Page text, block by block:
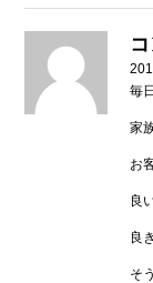
毎
家
お
良
良
そ